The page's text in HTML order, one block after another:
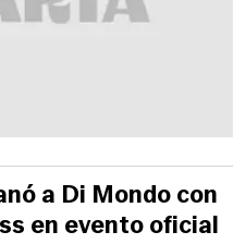
a Di Mondo con
en evento oficial